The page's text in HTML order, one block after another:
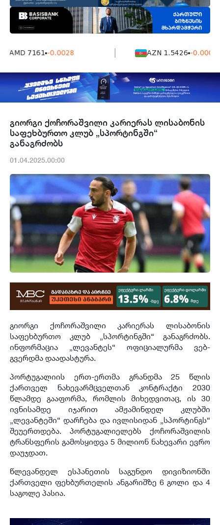
AMD 7161 -0.0028 AZN 1.5426 -0.0004
გიორგი ქოჩორაშვილი კარიერას ლისაბონის
საფეხბურთო კლუბ „სპორტინგში“
განაგრძობს
01.04.2025.00:00
გიორგი ქოჩორაშვილი კარიერას ლისაბონის
საფეხბურთო კლუბ „სპორტინგში“ განაგრძობს.
ინფორმაცია „ლევანტეს“ ოფიციალურმა ვებ-
გვერდმა დაადასტურა.
პორტუგალიის ერთ-ერთმა გრანდმა 25 წლის
ქართველ ნახევარმცველთან კონტრაქტი 2030
წლამდე გააფორმა, რომლის მიხედვითაც, ის 30
ივნისამდე იჯარით ამჟამინდელ კლუბში
„ლევანტეში“ დარჩება და ივლისიდან „სპორტინგს“
შეუერთდება. პორტუგალიელებს ქოჩორაშვილის
ტრანსფერის გამოსყიდვა 5 მილიონ ნახევარი ევრო
დაუჯდათ.
წლევანდელ ესპანეთის საგუნდო დივიზიონში
ქართველი ფეხბურთელის ანგარიშზე 6 გოლი და 4
საგოლე პასია.